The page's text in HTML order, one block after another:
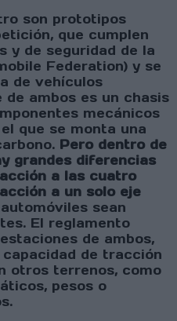
son prototipos
que cumplen
y de seguridad de la
Federation) y se
de vehículos
de ambos es un chasis
mecánicos
que se monta una
Pero dentro de
grandes diferencias
a las cuatro
a un solo eje
sean
El reglamento
de ambos,
de tracción
otros terrenos, como
pesos o